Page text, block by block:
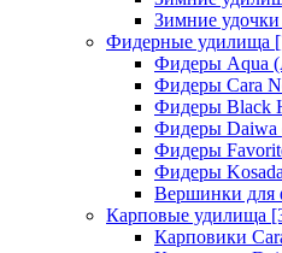
Зимние
Фидерные удилища
Фидеры Aqua
Фидеры Cara
Фидеры Black
Фидеры Daiwa
Фидеры
Фидеры
Вершинки для
Карповые удилища
Карповики